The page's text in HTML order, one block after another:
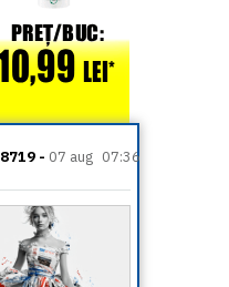
8719 - 07 aug 07:36